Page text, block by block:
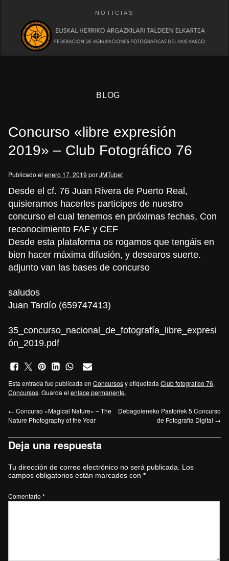
NOTICIAS
BLOG
Concurso «libre expresión
2019» – Club Fotográfico 76
Publicado el enero 17, 2019 porJMTubet
Desde el cf. 76 Juan Rivera de Puerto Real,
quisieramos hacerles participes de nuestro
concurso el cual tenemos en próximas fechas, Con
reconocimiento FAF y CEF
Desde esta plataforma os rogamos que tengáis en
bien hacer máxima difusión, y desearos suerte.
adjunto van las bases de concurso
saludos
Juan Tardío (659747413)
35_concurso_nacional_de_fotografía_libre_expresi
ón_2019.pdf
Esta entrada fue publicada en Concursosy etiquetada Club fotografico 76,
Concursos. Guarda el enlace permanente.
← Concurso «Magical Nature» – The
Nature Photography of the Year
Debagoieneko Pastoriek 5 Concurso
de Fotografía Digital →
Deja una respuesta
Tu dirección de correo electrónico no será publicada.
Los
campos obligatorios están marcados con *
Comentario *